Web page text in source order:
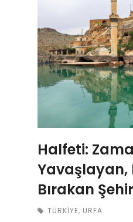
Halfeti:
Yavaşlayan,
Bırakan Şehir
TÜRKIYE, URFA